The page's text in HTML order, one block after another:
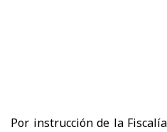
Por instrucción de la